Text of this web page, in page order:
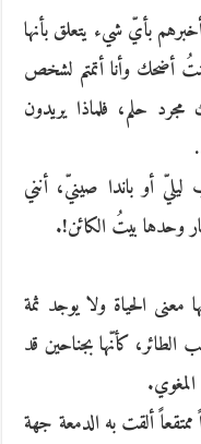
بأيّ شيء يتعلق بأنها
أضحك وأنا أتمتم لشخص
حلم، فلماذا يريدون
أو باندا صينيّ، أنني
وحدها بيتُ الكائن!.
معنى الحياة ولا يوجد ثمة
الطائر، كأنّها بجناحين قد
ألقت به الدمعة جهة